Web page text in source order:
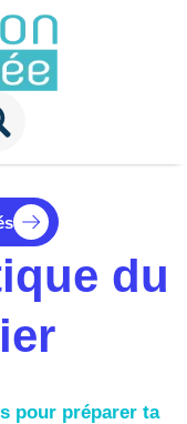
du
pour préparer ta